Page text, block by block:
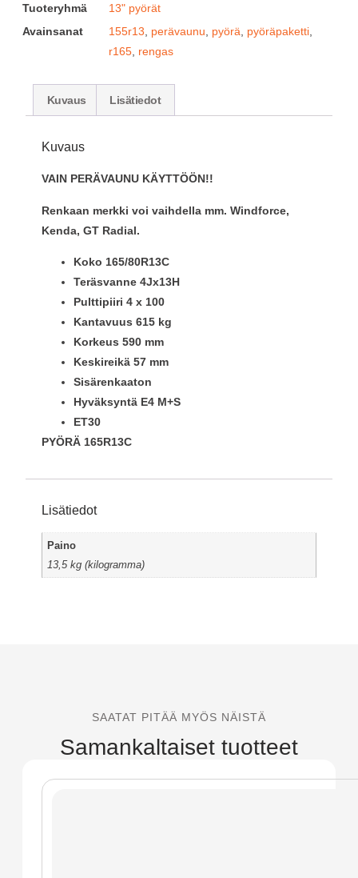
Tuoteryhmä
13" pyörät
Avainsanat
155r13 perävaunu pyörä pyöräpaketti
r165 rengas
Kuvaus Lisätiedot
Kuvaus
VAIN PERÄVAUNU KÄYTTÖÖN!!
Renkaan merkki voi vaihdella mm. Windforce,
Kenda, GT Radial.
Koko 165/80R13C
Teräsvanne 4Jx13H
Pulttipiiri 4 x 100
Kantavuus 615 kg
Korkeus 590 mm
Keskireikä 57 mm
Sisärenkaaton
Hyväksyntä E4 M+S
ET30
PYÖRÄ 165R13C
Lisätiedot
Paino
13,5 kg (kilogramma)
SAATAT PITÄÄ MYÖS NÄISTÄ
Samankaltaiset tuotteet